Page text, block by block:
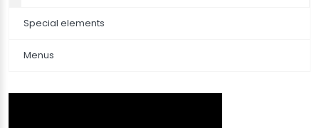
Special elements
Menus